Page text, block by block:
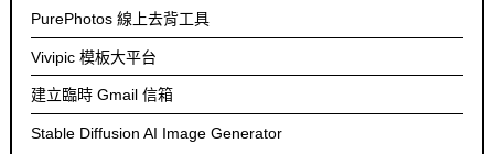
PurePhotos 線上去背工具
Vivipic 模板大平台
建立臨時 Gmail 信箱
Stable Diffusion AI Image Generator